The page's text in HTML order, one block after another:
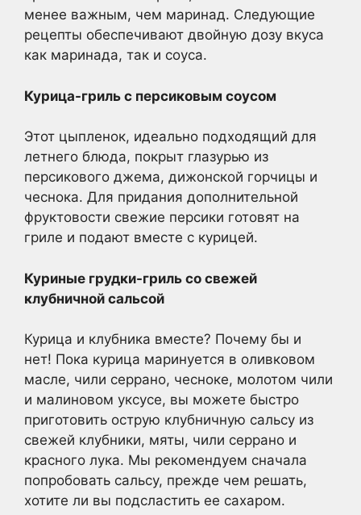
менее важным, чем маринад. Следующие
рецепты обеспечивают двойную дозу вкуса
как маринада, так и соуса.
Курица-гриль с персиковым соусом
Этот цыпленок, идеально подходящий для
летнего блюда, покрыт глазурью из
персикового джема, дижонской горчицы и
чеснока. Для придания дополнительной
фруктовости свежие персики готовят на
гриле и подают вместе с курицей.
Куриные грудки-гриль со свежей
клубничной сальсой
Курица и клубника вместе? Почему бы и
нет! Пока курица маринуется в оливковом
масле, чили серрано, чесноке, молотом чили
и малиновом уксусе, вы можете быстро
приготовить острую клубничную сальсу из
свежей клубники, мяты, чили серрано и
красного лука. Мы рекомендуем сначала
попробовать сальсу, прежде чем решать,
хотите ли вы подсластить ее сахаром.